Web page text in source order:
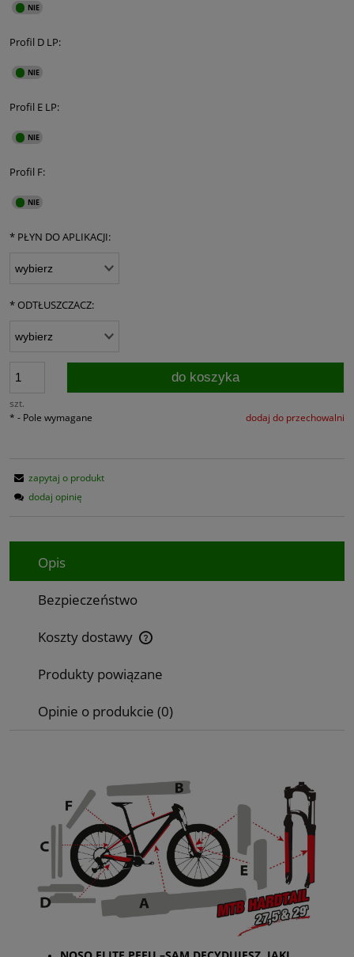
Profil D LP:
Profil E LP:
Profil F:
* PŁYN DO APLIKACJI:
*ODTŁUSZCZACZ:
szt.
do koszyka
dodaj do przechowalni
* - Pole wymagane
zapytaj o produkt
dodaj opinię
Opis
Bezpieczeństwo
Koszty dostawy
Cena nie zawiera ewentualnych kosztów płatności
Produkty powiązane
Opinie o produkcie (0)